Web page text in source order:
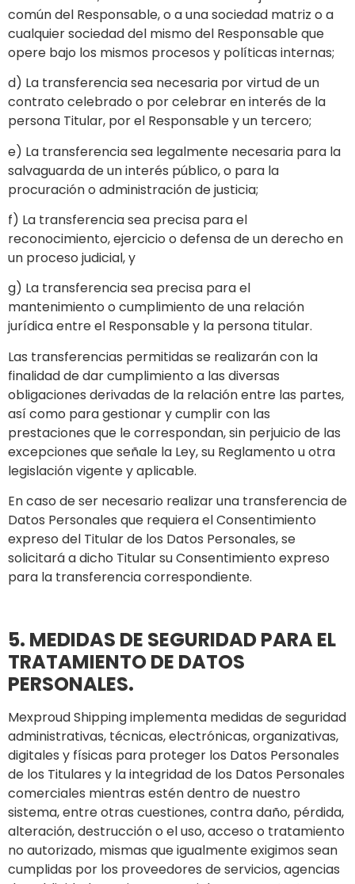
común del Responsable, o a una sociedad matriz o a
cualquier sociedad del mismo del Responsable que
opere bajo los mismos procesos y políticas internas;
d) La transferencia sea necesaria por virtud de un
contrato celebrado o por celebrar en interés de la
persona Titular, por el Responsable y un tercero;
e) La transferencia sea legalmente necesaria para la
salvaguarda de un interés público, o para la
procuración o administración de justicia;
f) La transferencia sea precisa para el
reconocimiento, ejercicio o defensa de un derecho en
un proceso judicial, y
g) La transferencia sea precisa para el
mantenimiento o cumplimiento de una relación
jurídica entre el Responsable y la persona titular.
Las transferencias permitidas se realizarán con la
finalidad de dar cumplimiento a las diversas
obligaciones derivadas de la relación entre las partes,
así como para gestionar y cumplir con las
prestaciones que le correspondan, sin perjuicio de las
excepciones que señale la Ley, su Reglamento u otra
legislación vigente y aplicable.
En caso de ser necesario realizar una transferencia de
Datos Personales que requiera el Consentimiento
expreso del Titular de los Datos Personales, se
solicitará a dicho Titular su Consentimiento expreso
para la transferencia correspondiente.
5. MEDIDAS DE SEGURIDAD PARA EL
TRATAMIENTO DE DATOS
PERSONALES.
Mexproud Shipping implementa medidas de seguridad
administrativas, técnicas, electrónicas, organizativas,
digitales y físicas para proteger los Datos Personales
de los Titulares y la integridad de los Datos Personales
comerciales mientras estén dentro de nuestro
sistema, entre otras cuestiones, contra daño, pérdida,
alteración, destrucción o el uso, acceso o tratamiento
no autorizado, mismas que igualmente exigimos sean
cumplidas por los proveedores de servicios, agencias